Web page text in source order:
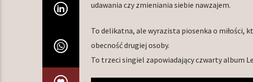
udawania czy zmieniania siebie nawzajem.
To delikatna, ale wyrazista piosenka o miłości,
obecność drugiej osoby.
To trzeci singiel zapowiadający czwarty album